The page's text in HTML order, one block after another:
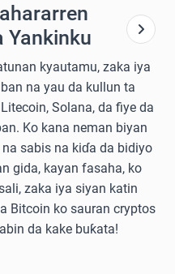
Yankinku
kyautamu, zaka iya
na yau da kullun ta
Solana, da fiye da
Ko kana neman biyan
sabis na kiɗa da bidiyo
gida, kayan fasaha, ko
zaka iya siyan katin
Bitcoin ko sauran cryptos
da kake buƙata!